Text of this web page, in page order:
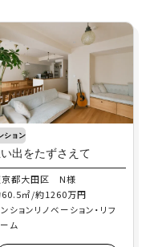
ション
出をたずさえて
京都大田区 N様
㎡/約1260万円
ションリノベーション・リフ
ム